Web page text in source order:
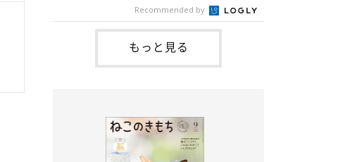
く、または未消化物を吐いているのでした
ら、吐く回数を減らすように努めながら様
子を見ていてもよいかと思います。毛玉を
減らすためにはブラッシングをして抜け毛
の手入れをしたり、毛玉を便に排泄させる
フードや毛玉除去剤を利用する方法があり
Recommended by
もっと見る